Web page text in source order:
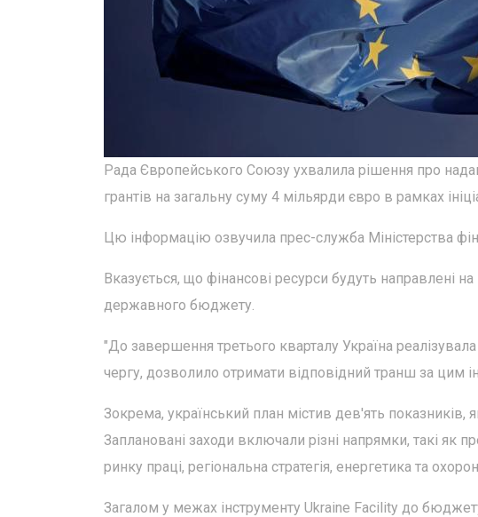
Рада Європейського Союзу ухвалила рішення про
грантів на загальну суму 4 мільярди євро в рамках
Цю інформацію озвучила прес-служба Міністерства
Вказується, що фінансові ресурси будуть направлені
державного бюджету.
"До завершення третього кварталу Україна
чергу, дозволило отримати відповідний транш за цим
Зокрема, український план містив дев'ять показників,
Заплановані заходи включали різні напрямки, такі як
ринку праці, регіональна стратегія, енергетика та
Загалом у межах інструменту Ukraine Facility до